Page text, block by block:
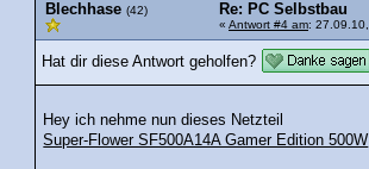
Blechhase (42) Re: PC Selbstbau
« Antwort #4 am:
Hat dir diese Antwort geholfen?
Hey ich nehme nun dieses Netzteil
Super-Flower SF500A14A Gamer Edition 500W